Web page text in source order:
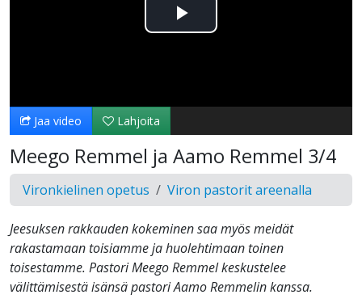
Toista
Jaa video Lahjoita
Meego Remmel ja Aamo Remmel 3/4
Vironkielinen opetus Viron pastorit areenalla
Jeesuksen rakkauden kokeminen saa myös meidät
rakastamaan toisiamme ja huolehtimaan toinen
toisestamme. Pastori Meego Remmel keskustelee
välittämisestä isänsä pastori Aamo Remmelin kanssa.